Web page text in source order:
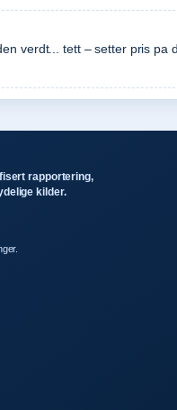
verdt... tett – setter pris pa
rapportering,
kilder.